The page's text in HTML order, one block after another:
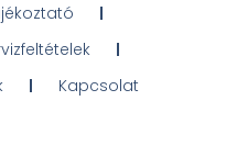
Kapcsolat